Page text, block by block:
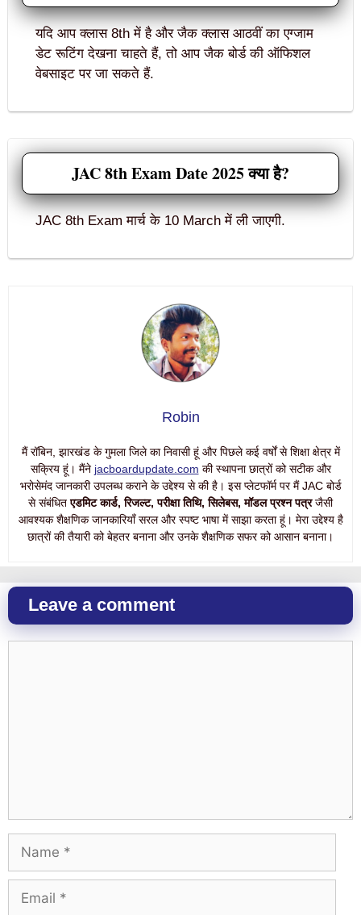
यदि आप क्लास 8th में है और जैक क्लास आठवीं का एग्जाम
डेट रूटिंग देखना चाहते हैं, तो आप जैक बोर्ड की ऑफिशल
वेबसाइट पर जा सकते हैं.
JAC 8th Exam Date 2025 क्या है?
JAC 8th Exam मार्च के 10 March में ली जाएगी.
Robin
मैं रॉबिन, झारखंड के गुमला जिले का निवासी हूं और पिछले कई वर्षों से शिक्षा क्षेत्र में
सक्रिय हूं। मैंने jacboardupdate.com की स्थापना छात्रों को सटीक और
भरोसेमंद जानकारी उपलब्ध कराने के उद्देश्य से की है। इस प्लेटफॉर्म पर मैं JAC बोर्ड
से संबंधितएडमिट कार्ड, रिजल्ट, परीक्षा तिथि, सिलेबस, मॉडल प्रश्न पत्रजैसी
आवश्यक शैक्षणिक जानकारियाँ सरल और स्पष्ट भाषा में साझा करता हूं। मेरा उद्देश्य है
छात्रों की तैयारी को बेहतर बनाना और उनके शैक्षणिक सफर को आसान बनाना।
Leave a comment
Name
Email